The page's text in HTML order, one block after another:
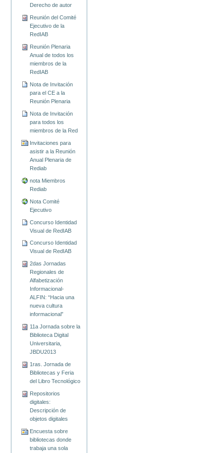
Derecho de autor
Reunión del Comité
Ejecutivo de la
RedIAB
Reunión Plenaria
Anual de todos los
miembros de la
RedIAB
Nota de Invitación
para el CE a la
Reunión Plenaria
Nota de Invitación
para todos los
miembros de la Red
Invitaciones para
asistir a la Reunión
Anual Plenaria de
Rediab
nota Miembros
Rediab
Nota Comité
Ejecutivo
Concurso Identidad
Visual de RedIAB
Concurso Identidad
Visual de RedIAB
2das Jornadas
Regionales de
Alfabetización
Informacional-
ALFIN: “Hacia una
nueva cultura
informacional”
11a Jornada sobre la
Biblioteca Digital
Universitaria,
JBDU2013
1ras. Jornada de
Bibliotecas y Feria
del Libro Tecnológico
Repositorios
digitales:
Descripción de
objetos digitales
Encuesta sobre
bibliotecas donde
trabaja una sola